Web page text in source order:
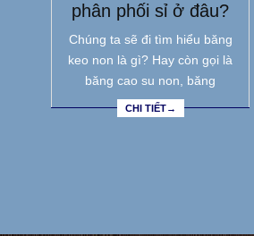
phân phối sỉ ở đâu?
Chúng ta sẽ đi tìm hiểu băng
keo non là gì? Hay còn gọi là
băng cao su non, băng
CHI TIẾT→